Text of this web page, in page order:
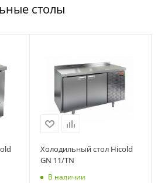
столы
Холодильный стол Hicold
GN 11/TN
В наличии